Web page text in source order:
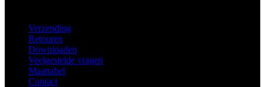
Verzending
Retouren
Downloaden
Veelgestelde vragen
Maattabel
Contact